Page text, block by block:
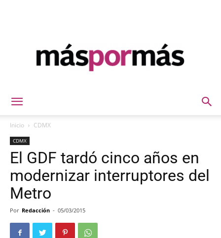
Inicio CDMX
CDMX
El GDF tardó cinco años en
modernizar interruptores del
Metro
Por Redacción - 05/03/2015